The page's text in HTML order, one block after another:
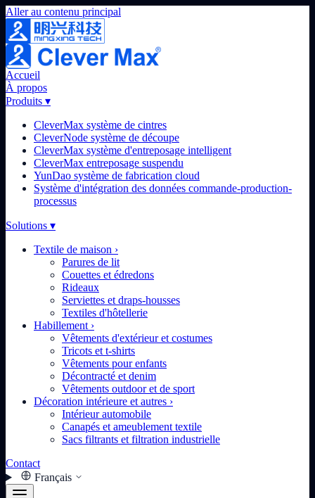
Aller au contenu principal
Accueil
À propos
Produits ▾
CleverMax système de cintres
CleverNode système de découpe
CleverMax système d'entreposage intelligent
CleverMax entreposage suspendu
YunDao système de fabrication cloud
Système d'intégration des données commande-production-
processus
Solutions ▾
Textile de maison ›
Parures de lit
Couettes et édredons
Rideaux
Serviettes et draps-housses
Textiles d'hôtellerie
Habillement ›
Vêtements d'extérieur et costumes
Tricots et t-shirts
Vêtements pour enfants
Décontracté et denim
Vêtements outdoor et de sport
Décoration intérieure et autres ›
Intérieur automobile
Canapés et ameublement textile
Sacs filtrants et filtration industrielle
Contact
Français